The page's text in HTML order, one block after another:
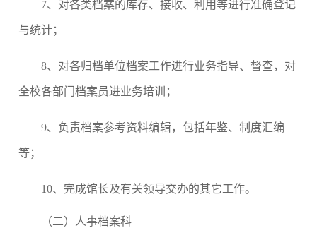
7、对各类档案的库存、接收、利用等进行准确登记
与统计；
8、对各归档单位档案工作进行业务指导、督查，对
全校各部门档案员进业务培训；
9、负责档案参考资料编辑，包括年鉴、制度汇编
等；
10、完成馆长及有关领导交办的其它工作。
（二）人事档案科